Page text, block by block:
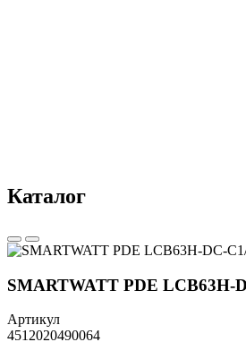
Каталог
SMARTWATT PDE LCB63H-
Артикул
4512020490064